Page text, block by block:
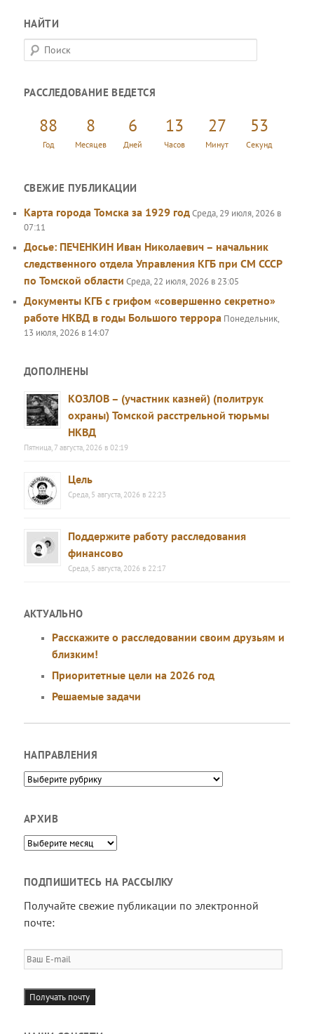
НАЙТИ
П
о
с
РАССЛЕДОВАНИЕ ВЕДЕТСЯ
88
Год
8
Месяцев
6
Дней
13
Часов
27
Минут
54
Секунд
СВЕЖИЕ ПУБЛИКАЦИИ
Карта города Томска за 1929 годСреда, 29 июля, 2026 в
07:11
Досье: ПЕЧЕНКИН Иван Николаевич – начальник
следственного отдела Управления КГБ при СМ СССР
по Томской области Среда, 22 июля, 2026 в 23:05
Документы КГБ с грифом «совершенно секретно»
работе НКВД в годы Большого террора Понедельник,
13 июля, 2026 в 14:07
ДОПОЛНЕНЫ
КОЗЛОВ – (участник казней) (политрук
охраны) Томской расстрельной тюрьмы
НКВД
Пятница, 7 августа, 2026 в 02:19
Цель
Среда, 5 августа, 2026 в 22:23
Поддержите работу расследования
финансово
Среда, 5 августа, 2026 в 22:17
АКТУАЛЬНО
Расскажите о расследовании своим друзьям и
близким!
Приоритетные цели на 2026 год
Решаемые задачи
НАПРАВЛЕНИЯ
Направления
АРХИВ
Архив
ПОДПИШИТЕСЬ НА РАССЫЛКУ
Получайте свежие публикации по электронной
почте:
Ваш
E-
mail
Получать почту